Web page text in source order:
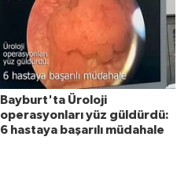
Bayburt'ta Üroloji
operasyonları yüz güldürdü:
6 hastaya başarılı müdahale